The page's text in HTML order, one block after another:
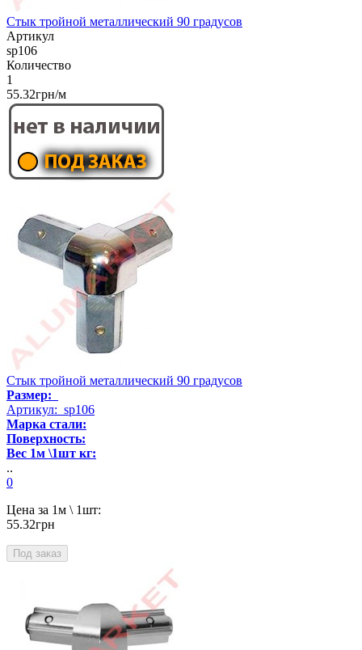
Стык тройной металлический 90 градусов
Артикул
sp106
Количество
1
55.32грн/м
Стык тройной металлический 90 градусов
Размер:
Артикул: sp106
Марка стали:
Поверхность:
Вес 1м \1шт кг:
..
0
Цена за 1м \ 1шт:
55.32грн
Под заказ